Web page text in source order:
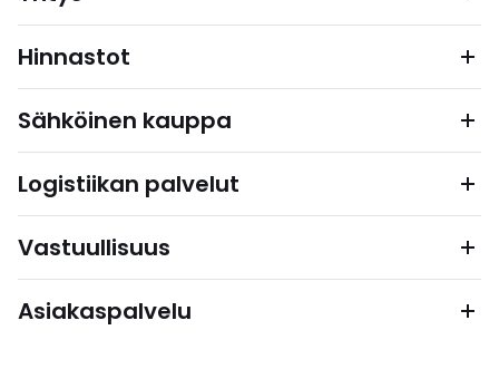
Hinnastot
Sähköinen kauppa
Logistiikan palvelut
Vastuullisuus
Asiakaspalvelu